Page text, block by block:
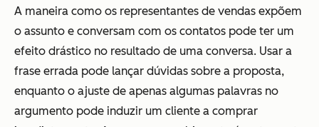
A maneira como os representantes de vendas expõem
o assunto e conversam com os contatos pode ter um
efeito drástico no resultado de uma conversa. Usar a
frase errada pode lançar dúvidas sobre a proposta,
enquanto o ajuste de apenas algumas palavras no
argumento pode induzir um cliente a comprar